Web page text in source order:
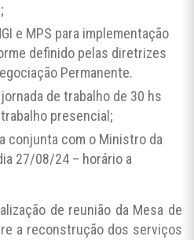
e MPS para implementação
definido pelas diretrizes
Permanente.
de trabalho de 30 hs
presencial;
conjunta com o Ministro da
27/08/24 – horário a
de reunião da Mesa de
a reconstrução dos serviços